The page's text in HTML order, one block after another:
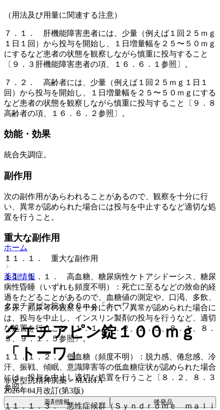
（用法及び用量に関連する注意）
７．１． 肝機能障害患者には、少量（例えば１回２５ｍｇ
１日１回）から投与を開始し、１日増量幅を２５〜５０ｍｇ
にするなど患者の状態を観察しながら慎重に投与すること
〔９．３肝機能障害患者の項、１６．６．１参照〕。
７．２． 高齢者には、少量（例えば１回２５ｍｇ１日１
回）から投与を開始し、１日増量幅を２５〜５０ｍｇにする
など患者の状態を観察しながら慎重に投与すること〔９．８
高齢者の項、１６．６．２参照〕。
効能・効果
統合失調症。
副作用
次の副作用があらわれることがあるので、観察を十分に行
い、異常が認められた場合には投与を中止するなど適切な処
置を行うこと。
重大な副作用
１１．１． 重大な副作用
１１．１．１． 高血糖、糖尿病性ケトアシドーシス、糖尿
病性昏睡（いずれも頻度不明）：死亡に至るなどの致命的経
過をたどることがあるので、血糖値の測定や、口渇、多飲、
多尿、頻尿等の観察を十分に行い、異常が認められた場合に
は、投与を中止し、インスリン製剤の投与を行うなど、適切
な処置を行うこと〔１．１、１．２、２．５、８．１、８．
３、９．１．５参照〕。
１１．１．２． 低血糖（頻度不明）：脱力感、倦怠感、冷
汗、振戦、傾眠、意識障害等の低血糖症状が認められた場合
には、投与を中止し適切な処置を行うこと〔８．２、８．３
参照〕。
１１．１．３． 悪性症候群（Ｓｙｎｄｒｏｍｅ ｍａｌｉ
ホーム
薬剤情報
クエチアピン錠１００ｍｇ「トーワ」
クエチアピン錠１００ｍｇ
「トーワ」
非定型抗精神病薬 > MARTA
2026年04月改訂(第3版)
薬剤情報 後発品